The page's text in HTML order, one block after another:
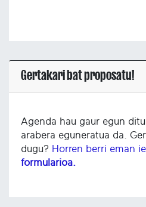
Gertakari bat proposatu!
Agenda hau gaur egun
arabera eguneratua da.
dugu? Horren berri eman
formularioa.